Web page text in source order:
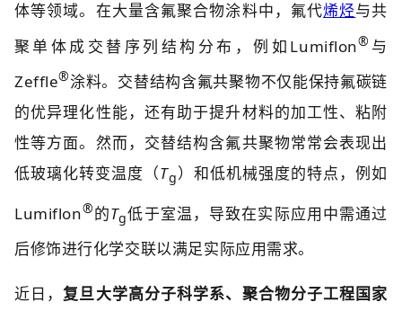
体等领域。在大量含氟聚合物涂料中，氟代烯烃与共
聚单体成交替序列结构分布，例如Lumiflon® 与
Zeffle®涂料。交替结构含氟共聚物不仅能保持氟碳链
的优异理化性能，还有助于提升材料的加工性、粘附
性等方面。然而，交替结构含氟共聚物常常会表现出
低玻璃化转变温度（Tg）和低机械强度的特点，例如
Lumiflon®的Tg低于室温，导致在实际应用中需通过
后修饰进行化学交联以满足实际应用需求。
近日，复旦大学高分子科学系、聚合物分子工程国家